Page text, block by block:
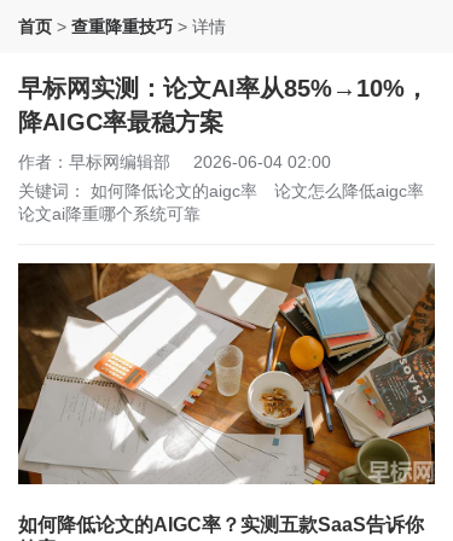
首页 > 查重降重技巧 > 详情
早标网实测：论文AI率从85%→10%，
降AIGC率最稳方案
作者：早标网编辑部
2026-06-04 02:00
关键词： 如何降低论文的aigc率
论文怎么降低aigc率
论文ai降重哪个系统可靠
如何降低论文的AIGC率？实测五款SaaS告诉你